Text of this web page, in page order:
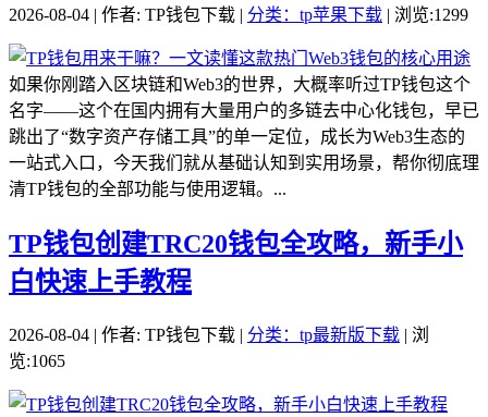
2026-08-04 | 作者: TP钱包下载 | 分类：tp苹果下载 | 浏览:1299
如果你刚踏入区块链和Web3的世界，大概率听过TP钱包这个
名字——这个在国内拥有大量用户的多链去中心化钱包，早已
跳出了“数字资产存储工具”的单一定位，成长为Web3生态的
一站式入口，今天我们就从基础认知到实用场景，帮你彻底理
清TP钱包的全部功能与使用逻辑。...
TP钱包创建TRC20钱包全攻略，新手小
白快速上手教程
2026-08-04 | 作者: TP钱包下载 | 分类：tp最新版下载 | 浏
览:1065